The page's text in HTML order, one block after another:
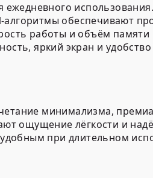
использования.
обеспечивают
работы и объём памяти
яркий экран и
минимализма,
ощущение лёгкости и
при длительном